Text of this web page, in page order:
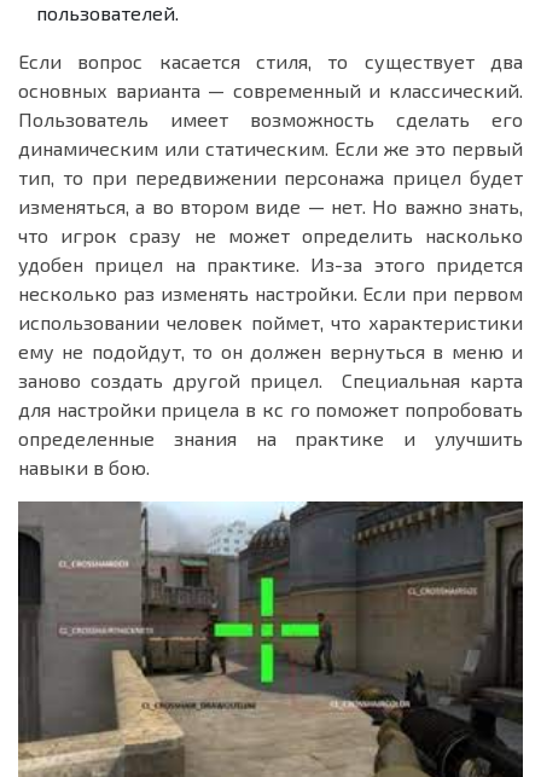
пользователей.
Если вопрос касается стиля, то существует два
основных варианта — современный и классический.
Пользователь имеет возможность сделать его
динамическим или статическим. Если же это первый
тип, то при передвижении персонажа прицел будет
изменяться, а во втором виде — нет. Но важно знать,
что игрок сразу не может определить насколько
удобен прицел на практике. Из-за этого придется
несколько раз изменять настройки. Если при первом
использовании человек поймет, что характеристики
ему не подойдут, то он должен вернуться в меню и
заново создать другой прицел. Специальная карта
для настройки прицела в кс го поможет попробовать
определенные знания на практике и улучшить
навыки в бою.